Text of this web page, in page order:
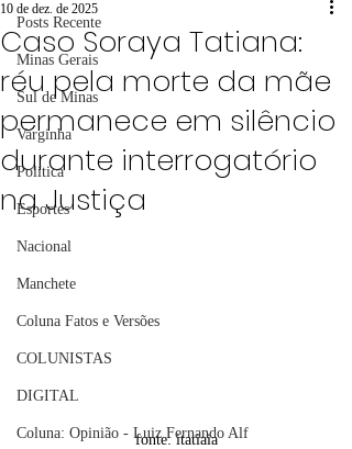
Posts Recente
Minas Gerais
Sul de Minas
Varginha
Política
Esportes
Nacional
Manchete
Coluna Fatos e Versões
COLUNISTAS
DIGITAL
Coluna: Opinião - Luiz Fernando Alf
Caso Soraya Tatiana:
réu pela morte da mãe
permanece em silêncio
durante interrogatório
na Justiça
10 de dez. de 2025
fonte: itatiaia